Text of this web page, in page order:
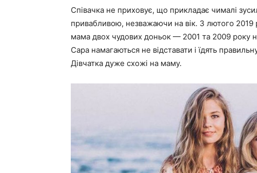
Співачка не приховує, що прикладає чималі
привабливою, незважаючи на вік. 3 лютого
мама двох чудових доньок — 2001 та 2009 року
Сара намагаються не відставати і їдять
Дівчатка дуже схожі на маму.